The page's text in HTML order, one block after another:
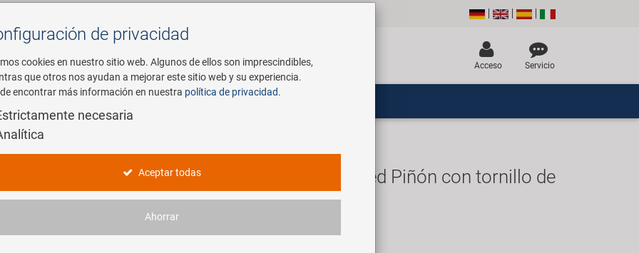
Buscar
Acceso Servicio
Servicio
de fijación
VENTURA 8 speed Piñón con tornillo de
fijación
27,90 EUR
de privacidad
cookies en nuestro sitio web. Algunos de ellos son imprescindibles,
que otros nos ayudan a mejorar este sitio web y su experiencia.
encontrar más información en nuestra política de privacidad.
necesaria
Aceptar todas
Ahorrar